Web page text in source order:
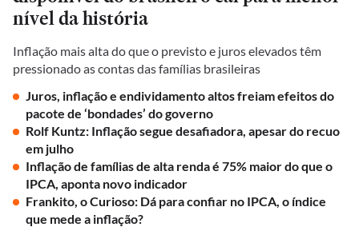
nível da história
Inflação mais alta do que o previsto e juros elevados têm
pressionado as contas das famílias brasileiras
Juros, inflação e endividamento altos freiam efeitos do
pacote de ‘bondades’ do governo
Rolf Kuntz: Inflação segue desafiadora, apesar do recuo
em julho
Inflação de famílias de alta renda é 75% maior do que o
IPCA, aponta novo indicador
Frankito, o Curioso: Dá para confiar no IPCA, o índice
que mede a inflação?